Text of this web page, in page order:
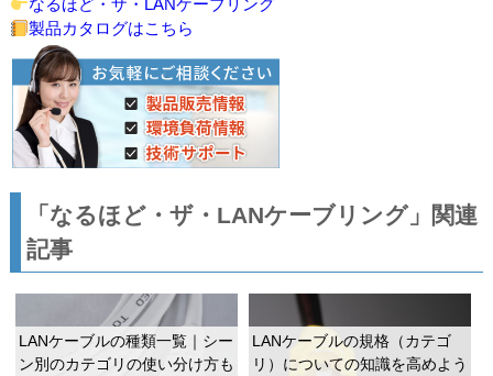
なるほど・ザ・LANケーブリング
製品カタログはこちら
「なるほど・ザ・LANケーブリング」関連
記事
LANケーブルの種類一覧｜シー
ン別のカテゴリの使い分け方も
LANケーブルの規格（カテゴ
リ）についての知識を高めよう